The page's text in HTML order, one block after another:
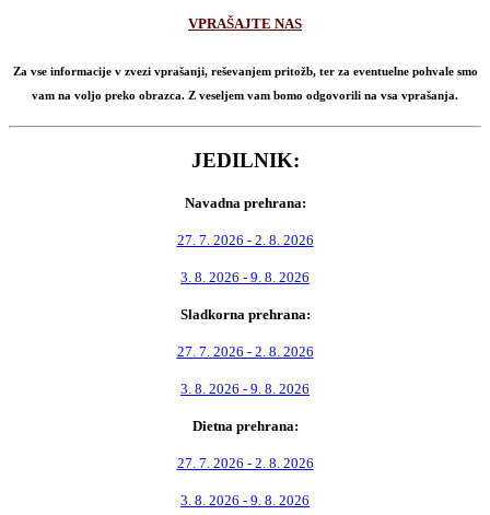
VPRAŠAJTE NAS
Za vse informacije v zvezi vprašanji, reševanjem pritožb, ter za eventuelne pohvale smo
vam na voljo preko obrazca. Z veseljem vam bomo odgovorili na vsa vprašanja.
JEDILNIK:
Navadna prehrana:
27. 7. 2026 - 2. 8. 2026
3. 8. 2026 - 9. 8. 2026
Sladkorna prehrana:
27. 7. 2026 - 2. 8. 2026
3. 8. 2026 - 9. 8. 2026
Dietna prehrana:
27. 7. 2026 - 2. 8. 2026
3. 8. 2026 - 9. 8. 2026